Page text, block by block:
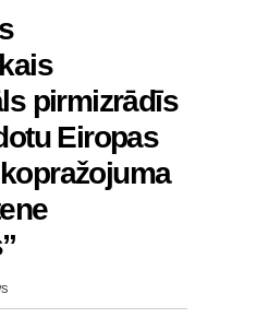
pirmizrādīs
Eiropas